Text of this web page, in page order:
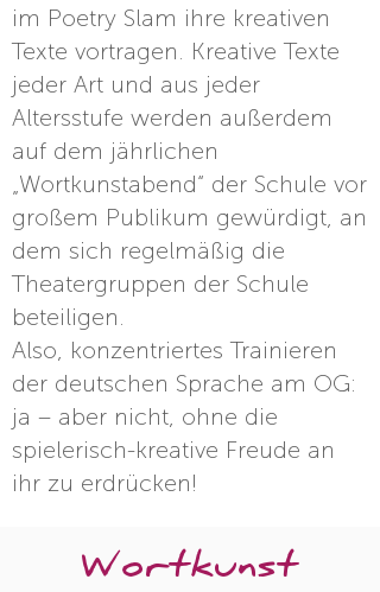
im Poetry Slam ihre kreativen
Texte vortragen. Kreative Texte
jeder Art und aus jeder
Altersstufe werden außerdem
auf dem jährlichen
„Wortkunstabend“ der Schule vor
großem Publikum gewürdigt, an
dem sich regelmäßig die
Theatergruppen der Schule
beteiligen.
Also, konzentriertes Trainieren
der deutschen Sprache am OG:
ja – aber nicht, ohne die
spielerisch-kreative Freude an
ihr zu erdrücken!
Wortkunst